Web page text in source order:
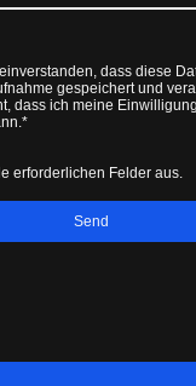
dass diese
gespeichert und
dass ich meine
erforderlichen Felder aus.
Send